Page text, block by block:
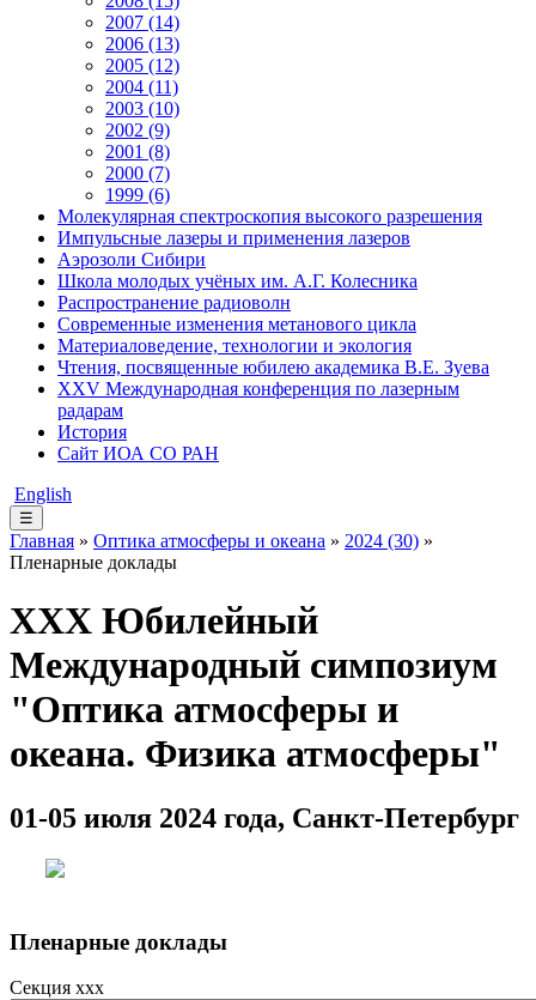
2007 (14)
2006 (13)
2005 (12)
2004 (11)
2003 (10)
2002 (9)
2001 (8)
2000 (7)
1999 (6)
Молекулярная спектроскопия высокого разрешения
Импульсные лазеры и применения лазеров
Аэрозоли Сибири
Школа молодых учёных им. А.Г. Колесника
Распространение радиоволн
Современные изменения метанового цикла
Материаловедение, технологии и экология
Чтения, посвященные юбилею академика В.Е. Зуева
XXV Международная конференция по лазерным
радарам
История
Сайт ИОА СО РАН
English
☰
Главная » Оптика атмосферы и океана » 2024 (30) »
Пленарные доклады
XХХ Юбилейный
Международный симпозиум
"Оптика атмосферы и
океана. Физика атмосферы"
01-05 июля 2024 года, Санкт-Петербург
Пленарные доклады
Секция xxx